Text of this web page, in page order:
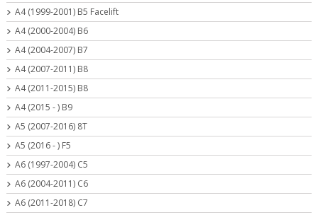
A4 (1999-2001) B5 Facelift
A4 (2000-2004) B6
A4 (2004-2007) B7
A4 (2007-2011) B8
A4 (2011-2015) B8
A4 (2015 - ) B9
A5 (2007-2016) 8T
A5 (2016 - ) F5
A6 (1997-2004) C5
A6 (2004-2011) C6
A6 (2011-2018) C7